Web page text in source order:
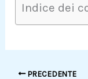
Indice dei
PRECEDENTE